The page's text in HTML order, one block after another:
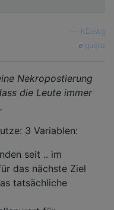
KDawg
quelle
Nekropostierung
die Leute immer
3 Variablen:
seit .. im
das nächste Ziel
tatsächliche